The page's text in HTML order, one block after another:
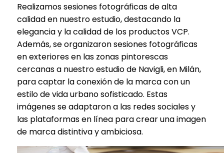
Realizamos sesiones fotográficas de alta
calidad en nuestro estudio, destacando la
elegancia y la calidad de los productos VCP.
Además, se organizaron sesiones fotográficas
en exteriores en las zonas pintorescas
cercanas a nuestro estudio de Navigli, en Milán,
para captar la conexión de la marca con un
estilo de vida urbano sofisticado. Estas
imágenes se adaptaron a las redes sociales y
las plataformas en línea para crear una imagen
de marca distintiva y ambiciosa.